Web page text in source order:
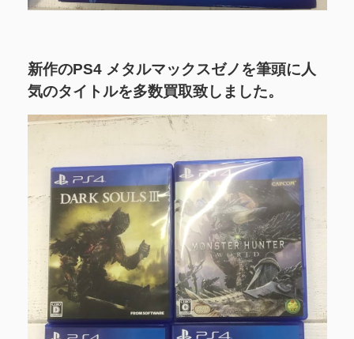
新作のPS4 メタルマックスゼノを筆頭に人
気のタイトルを多数買取致しました。